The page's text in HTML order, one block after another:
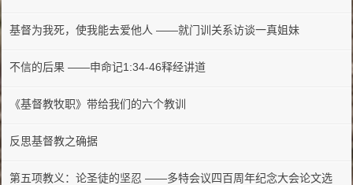
基督为我死，使我能去爱他人 ——就门训关系访谈一真姐妹
不信的后果 ——申命记1:34-46释经讲道
《基督教牧职》带给我们的六个教训
反思基督教之确据
第五项教义：论圣徒的坚忍 ——多特会议四百周年纪念大会论文选